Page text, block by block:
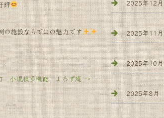
評
の施設ならではの魅力です
模多機能 よろず庵→
2025年12月
2025年11月
2025年10月
2025年8月